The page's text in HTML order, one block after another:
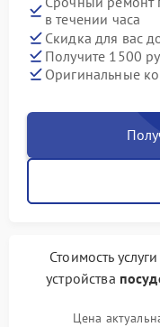
в течении часа
Скидка для вас
Получите 1500
Оригинальные
Стоимость услуги
устройства
Цена